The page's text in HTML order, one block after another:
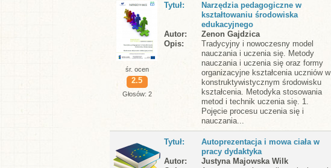
śr. ocen
2.5
Głosów: 2
Tytuł
Narzędzia pedagogiczne w
kształtowaniu środowiska
edukacyjnego
Autor
Zenon Gajdzica
Opis
Tradycyjny i nowoczesny model
nauczania i uczenia się. Metody
nauczania i uczenia się oraz formy
organizacyjne kształcenia uczniów w
konstruktywistycznym środowisku
kształcenia. Metodyka stosowania
metod i technik uczenia się. 1.
Pojęcie procesu uczenia się i
nauczania...
Tytuł
Autoprezentacja i mowa ciała w
pracy dydaktyka
Autor
Justyna Majowska Wilk